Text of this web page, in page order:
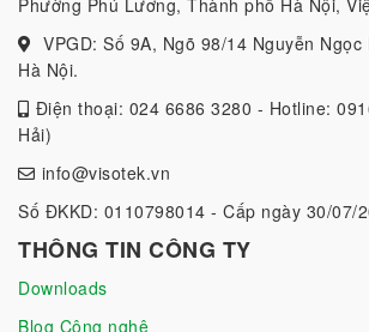
VPGD: Số 9A, Ngõ 98/14 Nguyễn
Hà Nội.
Điện thoại: 024 6686 3280 - Hotline:
Hải)
info@visotek.vn
Số ĐKKD: 0110798014 - Cấp ngày 30/07/
THÔNG TIN CÔNG TY
Downloads
Blog Công nghệ